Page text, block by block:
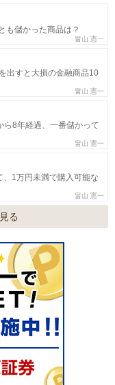
も儲かった商品は？
畠山 憲一
出すと大損の金融商品10
畠山 憲一
8年経過、一番儲かって
畠山 憲一
1万円未満で購入可能な
畠山 憲一
る